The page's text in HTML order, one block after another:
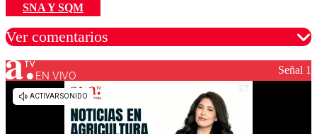
SNA Y SQM
Ver comentarios
Los comentarios son moderados para garantizar un
diálogo respetuoso.
EN VIVO Señal 1